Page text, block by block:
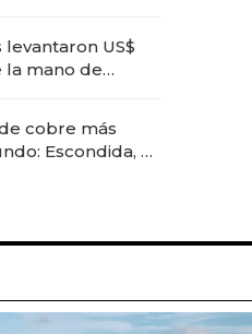
en experiencias
US$
la mano de
cobre más
Escondida, el